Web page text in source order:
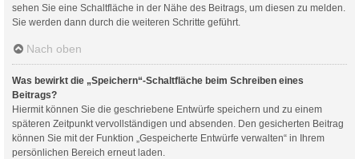
sehen Sie eine Schaltfläche in der Nähe des Beitrags, um diesen zu melden.
Sie werden dann durch die weiteren Schritte geführt.
Nach oben
Was bewirkt die „Speichern“-Schaltfläche beim Schreiben eines
Beitrags?
Hiermit können Sie die geschriebene Entwürfe speichern und zu einem
späteren Zeitpunkt vervollständigen und absenden. Den gesicherten Beitrag
können Sie mit der Funktion „Gespeicherte Entwürfe verwalten“ in Ihrem
persönlichen Bereich erneut laden.